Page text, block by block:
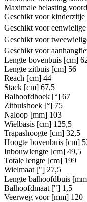
Maximale belasting
Geschikt voor kinderzitje
Geschikt voor eenwielige
Geschikt voor
Geschikt voor
Lengte bovenbuis [cm]
Lengte zitbuis [cm] 56
Reach [cm] 44
Stack [cm] 67,5
Balhoofdhoek [°] 67
Zitbuishoek [°] 75
Naloop [mm] 103
Wielbasis [cm] 125,5
Trapashoogte [cm] 32,5
Hoogte bovenbuis [cm]
Inbouwlengte [cm] 49,5
Totale lengte [cm] 199
Wielmaat ["] 27,5
Lengte balhoofdbuis
Balhoofdmaat ["] 1,5
Veerweg voor [mm] 120